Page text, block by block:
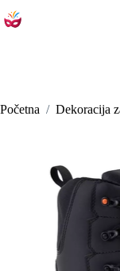
na
Početna / Dekoracija